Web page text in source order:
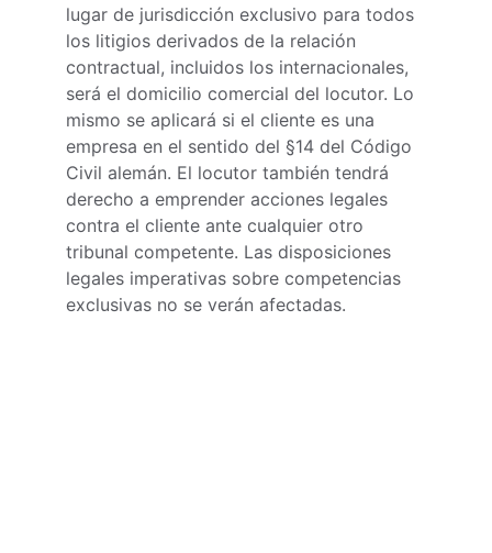
lugar de jurisdicción exclusivo para todos
los litigios derivados de la relación
contractual, incluidos los internacionales,
será el domicilio comercial del locutor. Lo
mismo se aplicará si el cliente es una
empresa en el sentido del §14 del Código
Civil alemán. El locutor también tendrá
derecho a emprender acciones legales
contra el cliente ante cualquier otro
tribunal competente. Las disposiciones
legales imperativas sobre competencias
exclusivas no se verán afectadas.